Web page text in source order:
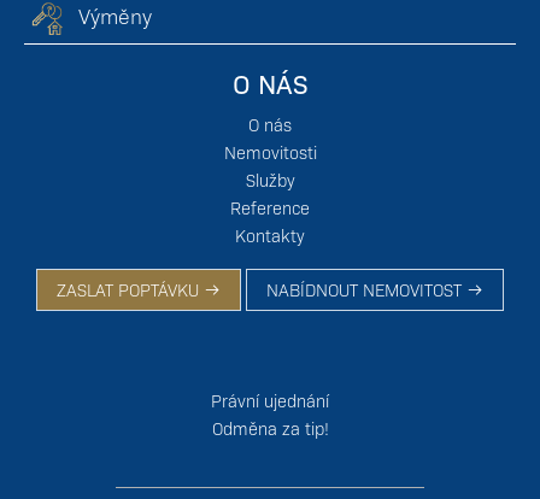
Výměny
O NÁS
O nás
Nemovitosti
Služby
Reference
Kontakty
ZASLAT POPTÁVKU NABÍDNOUT NEMOVITOST
Právní ujednání
Odměna za tip!